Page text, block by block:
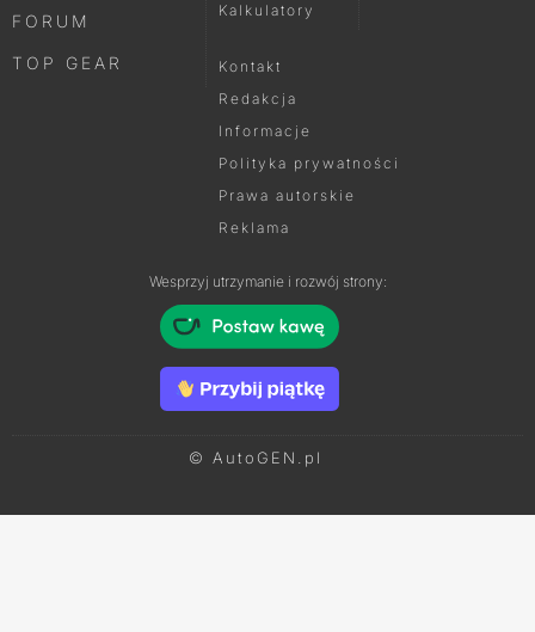
FORUM
TOP GEAR
Kalkulatory
Kontakt
Redakcja
Informacje
Polityka prywatności
Prawa autorskie
Reklama
Wesprzyj utrzymanie i rozwój strony:
© AutoGEN.pl